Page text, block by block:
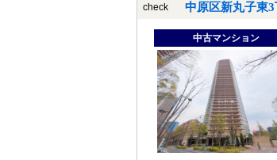
check
中原区新丸子東
中古マンション